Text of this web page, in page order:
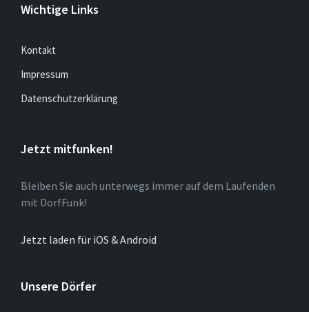
Wichtige Links
Kontakt
Impressum
Datenschutzerklärung
Jetzt mitfunken!
Bleiben Sie auch unterwegs immer auf dem Laufenden
mit DorfFunk!
Jetzt laden für iOS & Android
Unsere Dörfer